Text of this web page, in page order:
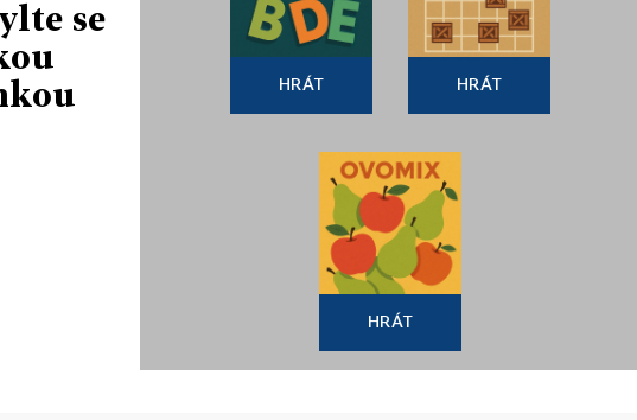
se
HRÁT HRÁT
HRÁT